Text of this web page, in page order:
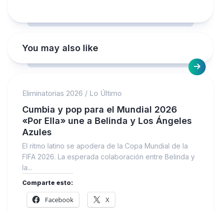
You may also like
Eliminatorias 2026 / Lo Último
Cumbia y pop para el Mundial 2026
«Por Ella» une a Belinda y Los Ángeles
Azules
El ritmo latino se apodera de la Copa Mundial de la
FIFA 2026. La esperada colaboración entre Belinda y
la...
Comparte esto:
Facebook X